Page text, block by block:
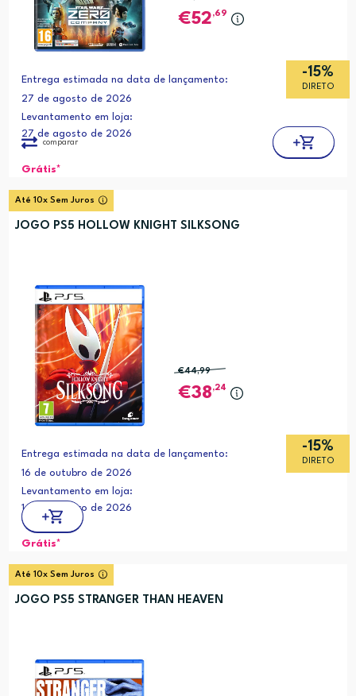
-15%
DIRETO
52,69
Entrega estimada na data de lançamento:
27 de agosto de 2026
Levantamento em loja:
27 de agosto de 2026
Grátis*
comparar
Até 10x Sem Juros
JOGO PS5 HOLLOW KNIGHT SILKSONG
-15%
DIRETO
€44,99
38,24
Entrega estimada na data de lançamento:
16 de outubro de 2026
Levantamento em loja:
16 de outubro de 2026
Grátis*
Até 10x Sem Juros
JOGO PS5 STRANGER THAN HEAVEN